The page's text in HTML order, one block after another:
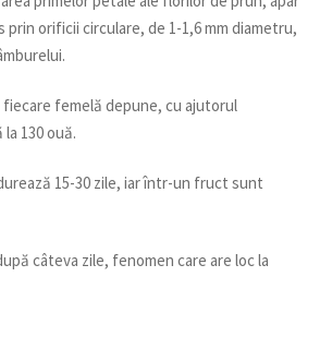
prin orificii circulare, de 1-1,6 mm diametru,
femelă depune, cu ajutorul
130 ouă.
15-30 zile, iar într-un fruct sunt
câteva zile, fenomen care are loc la